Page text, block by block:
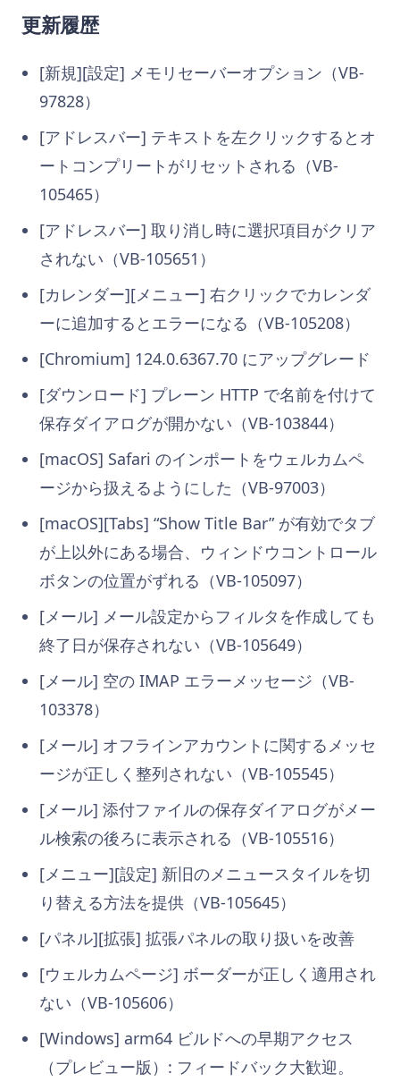
更新履歴
[新規][設定] メモリセーバーオプション（VB-
97828）
[アドレスバー] テキストを左クリックするとオ
ートコンプリートがリセットされる（VB-
105465）
[アドレスバー] 取り消し時に選択項目がクリア
されない（VB-105651）
[カレンダー][メニュー] 右クリックでカレンダ
ーに追加するとエラーになる（VB-105208）
[Chromium] 124.0.6367.70 にアップグレード
[ダウンロード] プレーン HTTP で名前を付けて
保存ダイアログが開かない（VB-103844）
[macOS] Safari のインポートをウェルカムペ
ージから扱えるようにした（VB-97003）
[macOS][Tabs] “Show Title Bar” が有効でタブ
が上以外にある場合、ウィンドウコントロール
ボタンの位置がずれる（VB-105097）
[メール] メール設定からフィルタを作成しても
終了日が保存されない（VB-105649）
[メール] 空の IMAP エラーメッセージ（VB-
103378）
[メール] オフラインアカウントに関するメッセ
ージが正しく整列されない（VB-105545）
[メール] 添付ファイルの保存ダイアログがメー
ル検索の後ろに表示される（VB-105516）
[メニュー][設定] 新旧のメニュースタイルを切
り替える方法を提供（VB-105645）
[パネル][拡張] 拡張パネルの取り扱いを改善
[ウェルカムページ] ボーダーが正しく適用され
ない（VB-105606）
[Windows] arm64 ビルドへの早期アクセス
（プレビュー版）: フィードバック大歓迎。